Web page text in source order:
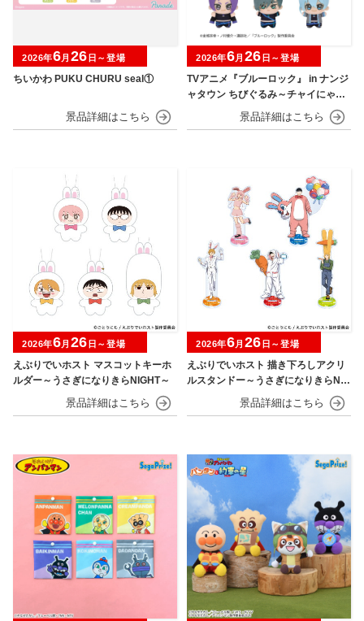
ちいかわ PUKU CHURU seal①
2026年6月 26 日～登場
TVアニメ『ブルーロック』 in ナンジ
ャタウン ちびぐるみ～チャイにゃFe
2026年6月 26 日～登場
えぶりでいホスト マスコットキーホ
ルダー～うさぎになりきらNIGHT～
2026年6月 26 日～登場
えぶりでいホスト 描き下ろしアクリ
ルスタンドー～うさぎになりきらNIG
2026年6月 26 日～登場